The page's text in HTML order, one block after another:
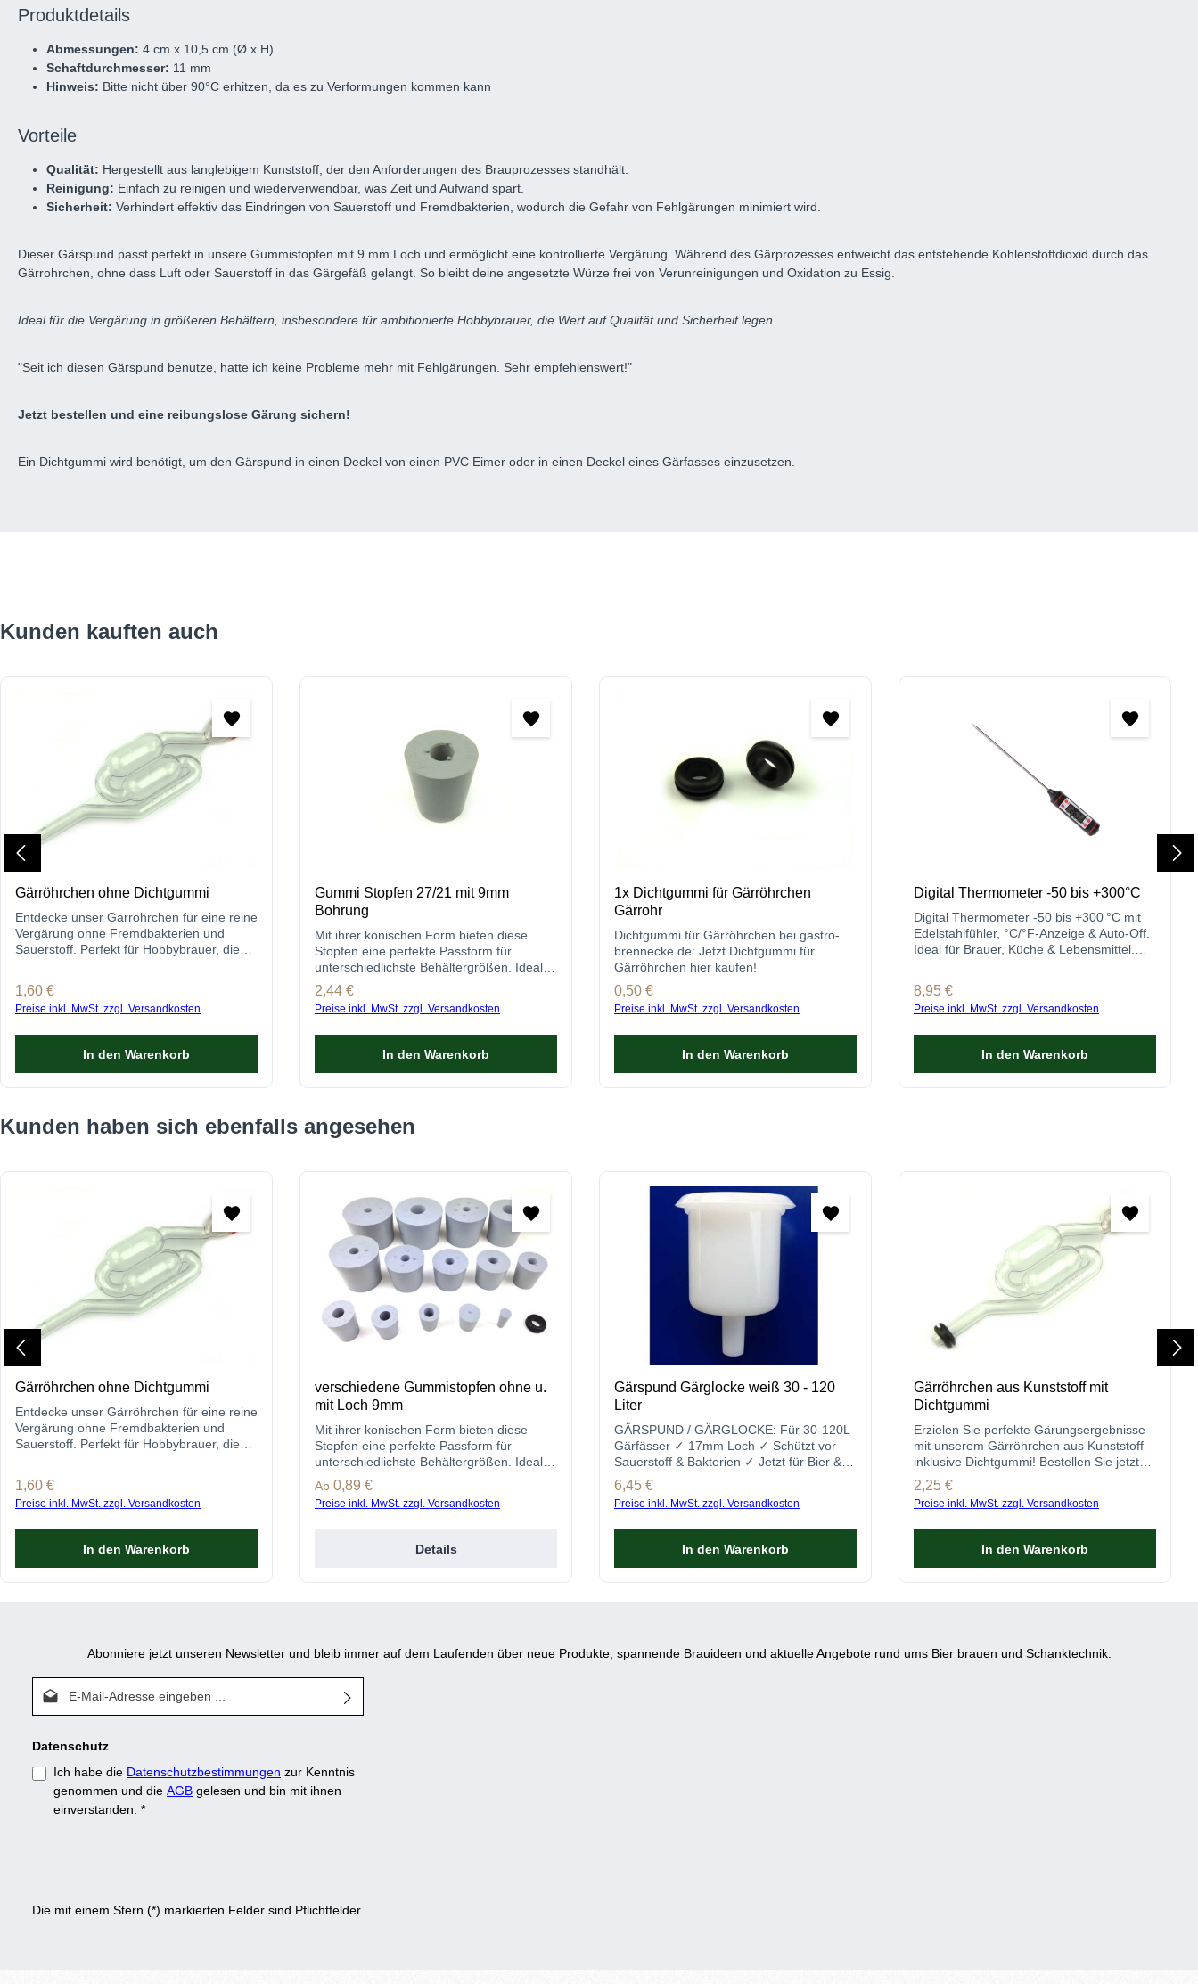
Produktdetails
Abmessungen: 4 cm x 10,5 cm (Ø x H)
Schaftdurchmesser: 11 mm
Hinweis: Bitte nicht über 90°C erhitzen, da es zu Verformungen kommen kann
Vorteile
Qualität: Hergestellt aus langlebigem Kunststoff, der den Anforderungen des Brauprozesses standhält.
Reinigung: Einfach zu reinigen und wiederverwendbar, was Zeit und Aufwand spart.
Sicherheit: Verhindert effektiv das Eindringen von Sauerstoff und Fremdbakterien, wodurch die Gefahr von Fehlgärungen minimiert wird.
Dieser Gärspund passt perfekt in unsere Gummistopfen mit 9 mm Loch und ermöglicht eine kontrollierte Vergärung. Während des Gärprozesses entweicht das entstehende Kohlenstoffdioxid durch das
Gärrohrchen, ohne dass Luft oder Sauerstoff in das Gärgefäß gelangt. So bleibt deine angesetzte Würze frei von Verunreinigungen und Oxidation zu Essig.
Ideal für die Vergärung in größeren Behältern, insbesondere für ambitionierte Hobbybrauer, die Wert auf Qualität und Sicherheit legen.
"Seit ich diesen Gärspund benutze, hatte ich keine Probleme mehr mit Fehlgärungen. Sehr empfehlenswert!"
Jetzt bestellen und eine reibungslose Gärung sichern!
Ein Dichtgummi wird benötigt, um den Gärspund in einen Deckel von einen PVC Eimer oder in einen Deckel eines Gärfasses einzusetzen.
Produktgalerie überspringen
Kunden kauften auch
Gärröhrchen ohne Dichtgummi
Entdecke unser Gärröhrchen für eine reine
Vergärung ohne Fremdbakterien und
Sauerstoff. Perfekt für Hobbybrauer, die
Regulärer Preis:
1,60 €
Preise inkl. MwSt. zzgl. Versandkosten
In den Warenkorb
Gummi Stopfen 27/21 mit 9mm
Bohrung
Mit ihrer konischen Form bieten diese
Stopfen eine perfekte Passform für
unterschiedlichste Behältergrößen. Ideal
für das Fermentieren von Bier, Wein usw.!
Regulärer Preis:
2,44 €
Preise inkl. MwSt. zzgl. Versandkosten
In den Warenkorb
1x Dichtgummi für Gärröhrchen
Gärrohr
Dichtgummi für Gärröhrchen bei gastro-
brennecke.de: Jetzt Dichtgummi für
Gärröhrchen hier kaufen!
Regulärer Preis:
0,50 €
Preise inkl. MwSt. zzgl. Versandkosten
In den Warenkorb
Digital Thermometer -50 bis +300°C
Digital Thermometer -50 bis +300 °C mit
Edelstahlfühler, °C/°F-Anzeige & Auto-Off.
Ideal für Brauer, Küche & Lebensmittel.
Regulärer Preis:
8,95 €
Preise inkl. MwSt. zzgl. Versandkosten
In den Warenkorb
Produktgalerie überspringen
Kunden haben sich ebenfalls angesehen
Gärröhrchen ohne Dichtgummi
Entdecke unser Gärröhrchen für eine reine
Vergärung ohne Fremdbakterien und
Sauerstoff. Perfekt für Hobbybrauer, die
Regulärer Preis:
1,60 €
Preise inkl. MwSt. zzgl. Versandkosten
In den Warenkorb
verschiedene Gummistopfen ohne u.
mit Loch 9mm
Mit ihrer konischen Form bieten diese
Stopfen eine perfekte Passform für
unterschiedlichste Behältergrößen. Ideal
für das Fermentieren von Bier, Wein usw.!
Regulärer Preis:
Ab 0,89 €
Preise inkl. MwSt. zzgl. Versandkosten
Details
Gärspund Gärglocke weiß 30 - 120
Liter
GÄRSPUND / GÄRGLOCKE: Für 30-120L
Gärfässer ✓ 17mm Loch ✓ Schützt vor
Sauerstoff & Bakterien ✓ Jetzt für Bier &
Wein bestellen!
Regulärer Preis:
6,45 €
Preise inkl. MwSt. zzgl. Versandkosten
In den Warenkorb
Gärröhrchen aus Kunststoff mit
Dichtgummi
Erzielen Sie perfekte Gärungsergebnisse
mit unserem Gärröhrchen aus Kunststoff
inklusive Dichtgummi! Bestellen Sie jetzt
bei gastro-brennecke.de!
Regulärer Preis:
2,25 €
Preise inkl. MwSt. zzgl. Versandkosten
In den Warenkorb
Abonniere jetzt unseren Newsletter und bleib immer auf dem Laufenden über neue Produkte, spannende Brauideen und aktuelle Angebote rund ums Bier brauen und Schanktechnik.
E-Mail-Adresse*
Datenschutz
Ich habe die Datenschutzbestimmungen zur Kenntnis
genommen und die AGB gelesen und bin mit ihnen
einverstanden. *
Die mit einem Stern (*) markierten Felder sind Pflichtfelder.